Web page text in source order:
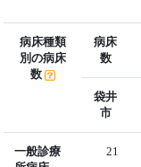
病床種類
別の病床
数
病床
数
袋井
市
一般診療
21